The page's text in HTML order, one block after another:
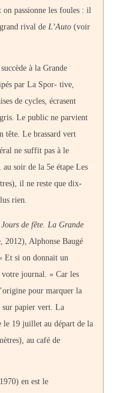
passionne les foules : il
grand rival de L’Auto (voir
à la Grande
par La Spor- tive,
de cycles, écrasent
Le public ne parvient
tête. Le brassard vert
ne suffit pas à le
soir de la 5e étape Les
il ne reste que dix-
rien.
Jours de fête. La Grande
2012), Alphonse Baugé
Et si on donnait un
votre journal. » Car les
pour marquer la
papier vert. La
le 19 juillet au départ de la
au café de
en est le